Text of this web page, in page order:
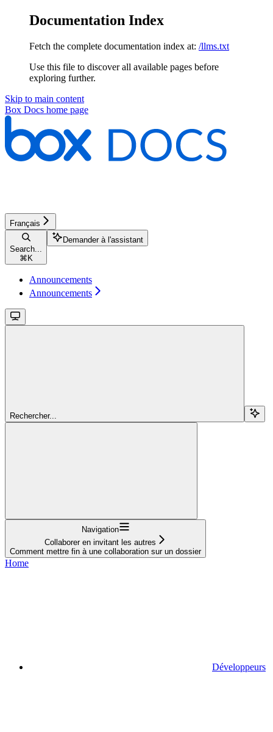
Documentation Index
Fetch the complete documentation index at: /llms.txt
Use this file to discover all available pages before
exploring further.
Skip to main content
Box Docs home page
Français
Search...
⌘ K
Demander à l'assistant
Announcements
Announcements
Rechercher...
Navigation
Collaborer en invitant les autres
Comment mettre fin à une collaboration sur un dossier
Home
Développeurs